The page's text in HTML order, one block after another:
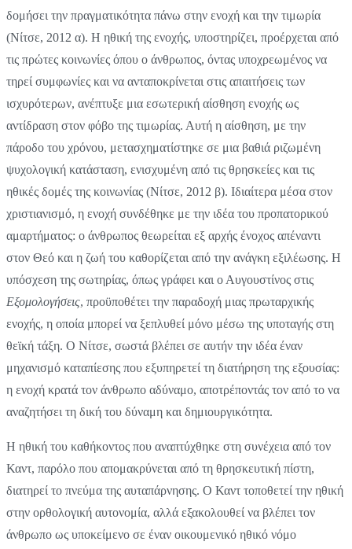
δομήσει την πραγματικότητα πάνω στην ενοχή και την τιμωρία
(Νίτσε, 2012 α). Η ηθική της ενοχής, υποστηρίζει, προέρχεται από
τις πρώτες κοινωνίες όπου ο άνθρωπος, όντας υποχρεωμένος να
τηρεί συμφωνίες και να ανταποκρίνεται στις απαιτήσεις των
ισχυρότερων, ανέπτυξε μια εσωτερική αίσθηση ενοχής ως
αντίδραση στον φόβο της τιμωρίας. Αυτή η αίσθηση, με την
πάροδο του χρόνου, μετασχηματίστηκε σε μια βαθιά ριζωμένη
ψυχολογική κατάσταση, ενισχυμένη από τις θρησκείες και τις
ηθικές δομές της κοινωνίας (Νίτσε, 2012 β). Ιδιαίτερα μέσα στον
χριστιανισμό, η ενοχή συνδέθηκε με την ιδέα του προπατορικού
αμαρτήματος: ο άνθρωπος θεωρείται εξ αρχής ένοχος απέναντι
στον Θεό και η ζωή του καθορίζεται από την ανάγκη εξιλέωσης. Η
υπόσχεση της σωτηρίας, όπως γράφει και ο Αυγουστίνος στις
Εξομολογήσεις, προϋποθέτει την παραδοχή μιας πρωταρχικής
ενοχής, η οποία μπορεί να ξεπλυθεί μόνο μέσω της υποταγής στη
θεϊκή τάξη. Ο Νίτσε, σωστά βλέπει σε αυτήν την ιδέα έναν
μηχανισμό καταπίεσης που εξυπηρετεί τη διατήρηση της εξουσίας:
η ενοχή κρατά τον άνθρωπο αδύναμο, αποτρέποντάς τον από το να
αναζητήσει τη δική του δύναμη και δημιουργικότητα.
Η ηθική του καθήκοντος που αναπτύχθηκε στη συνέχεια από τον
Καντ, παρόλο που απομακρύνεται από τη θρησκευτική πίστη,
διατηρεί το πνεύμα της αυταπάρνησης. Ο Καντ τοποθετεί την ηθική
στην ορθολογική αυτονομία, αλλά εξακολουθεί να βλέπει τον
άνθρωπο ως υποκείμενο σε έναν οικουμενικό ηθικό νόμο